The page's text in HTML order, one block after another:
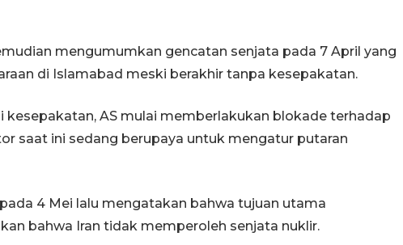
mengumumkan gencatan senjata pada 7 April yang
di Islamabad meski berakhir tanpa kesepakatan.
kesepakatan, AS mulai memberlakukan blokade terhadap
saat ini sedang berupaya untuk mengatur putaran
4 Mei lalu mengatakan bahwa tujuan utama
bahwa Iran tidak memperoleh senjata nuklir.
Provinsi Sulut
23 September 2025 18:08 WIB